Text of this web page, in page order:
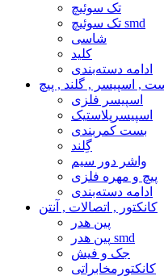
تک سوئیچ
تک سوئیچ smd
شاسی
کلید
ادامه دسته‌بندی
, اسپیسر , گلند , پیچ
اسپیسر فلزی
اسپیسرپلاستیک
بست کمربندی
گِلند
واشر دور سیم
پیچ و مهره فلزی
ادامه دسته‌بندی
کانکتور , اتصالات , آنتن
پین هدر
پین هدر smd
جک و فیش
کانکتورمخابراتی